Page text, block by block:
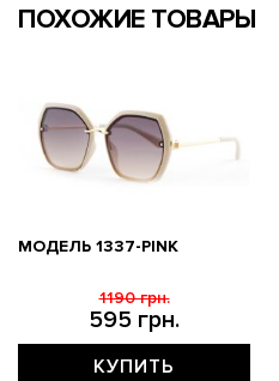
ПОХОЖИЕ ТОВАРЫ
МОДЕЛЬ 1337-PINK
595 грн.
1190 грн.
КУПИТЬ